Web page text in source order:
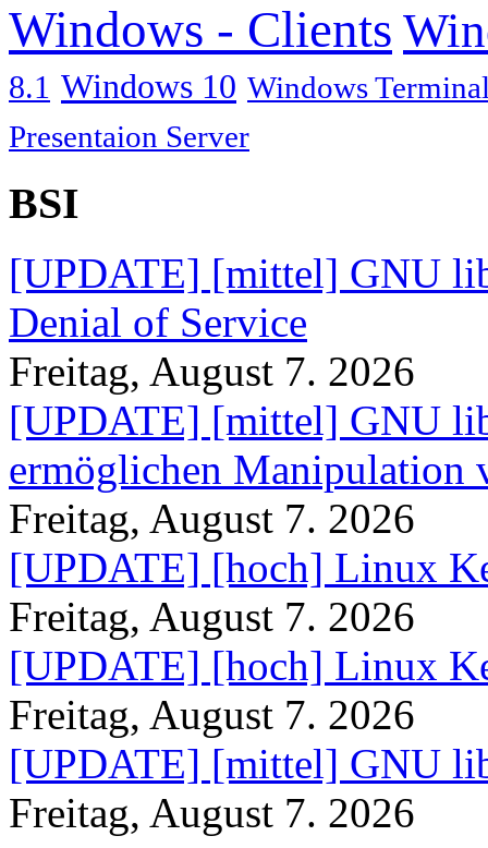
Windows - Clients
8.1 Windows 10 Windows
Presentaion Server
BSI
[UPDATE] [mittel] GNU
Denial of Service
Freitag, August 7. 2026
[UPDATE] [mittel] GNU
ermöglichen Manipulation
Freitag, August 7. 2026
[UPDATE] [hoch] Linux
Freitag, August 7. 2026
[UPDATE] [hoch] Linux
Freitag, August 7. 2026
[UPDATE] [mittel] GNU
Freitag, August 7. 2026